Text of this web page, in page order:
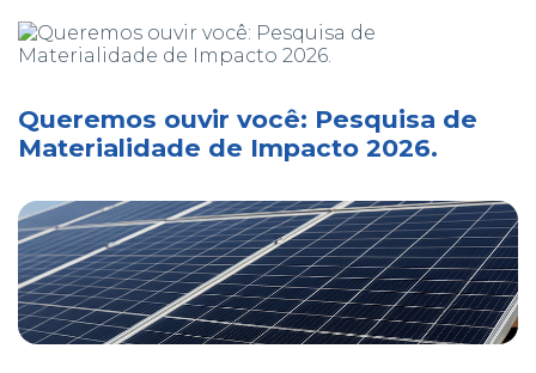
Queremos ouvir você: Pesquisa de
Materialidade de Impacto 2026.